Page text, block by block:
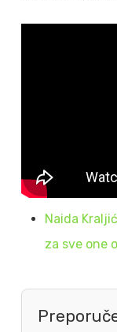
Naida
za sve one